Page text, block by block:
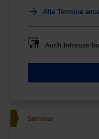
Alle Termine
Auch Inhouse
Seminar